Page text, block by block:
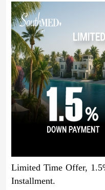
Limited Time Offer,
Installment.